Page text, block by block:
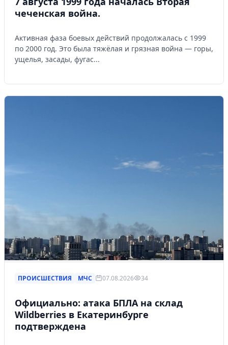
чеченская война.
Активная фаза боевых действий продолжалась с 1999
по 2000 год. Это была тяжёлая и грязная война — горы,
ущелья, засады, фугас...
ПРОИСШЕСТВИЯ МЧС 07.08.2026 34
Официально: атака БПЛА на склад
Wildberries в Екатеринбурге
подтверждена